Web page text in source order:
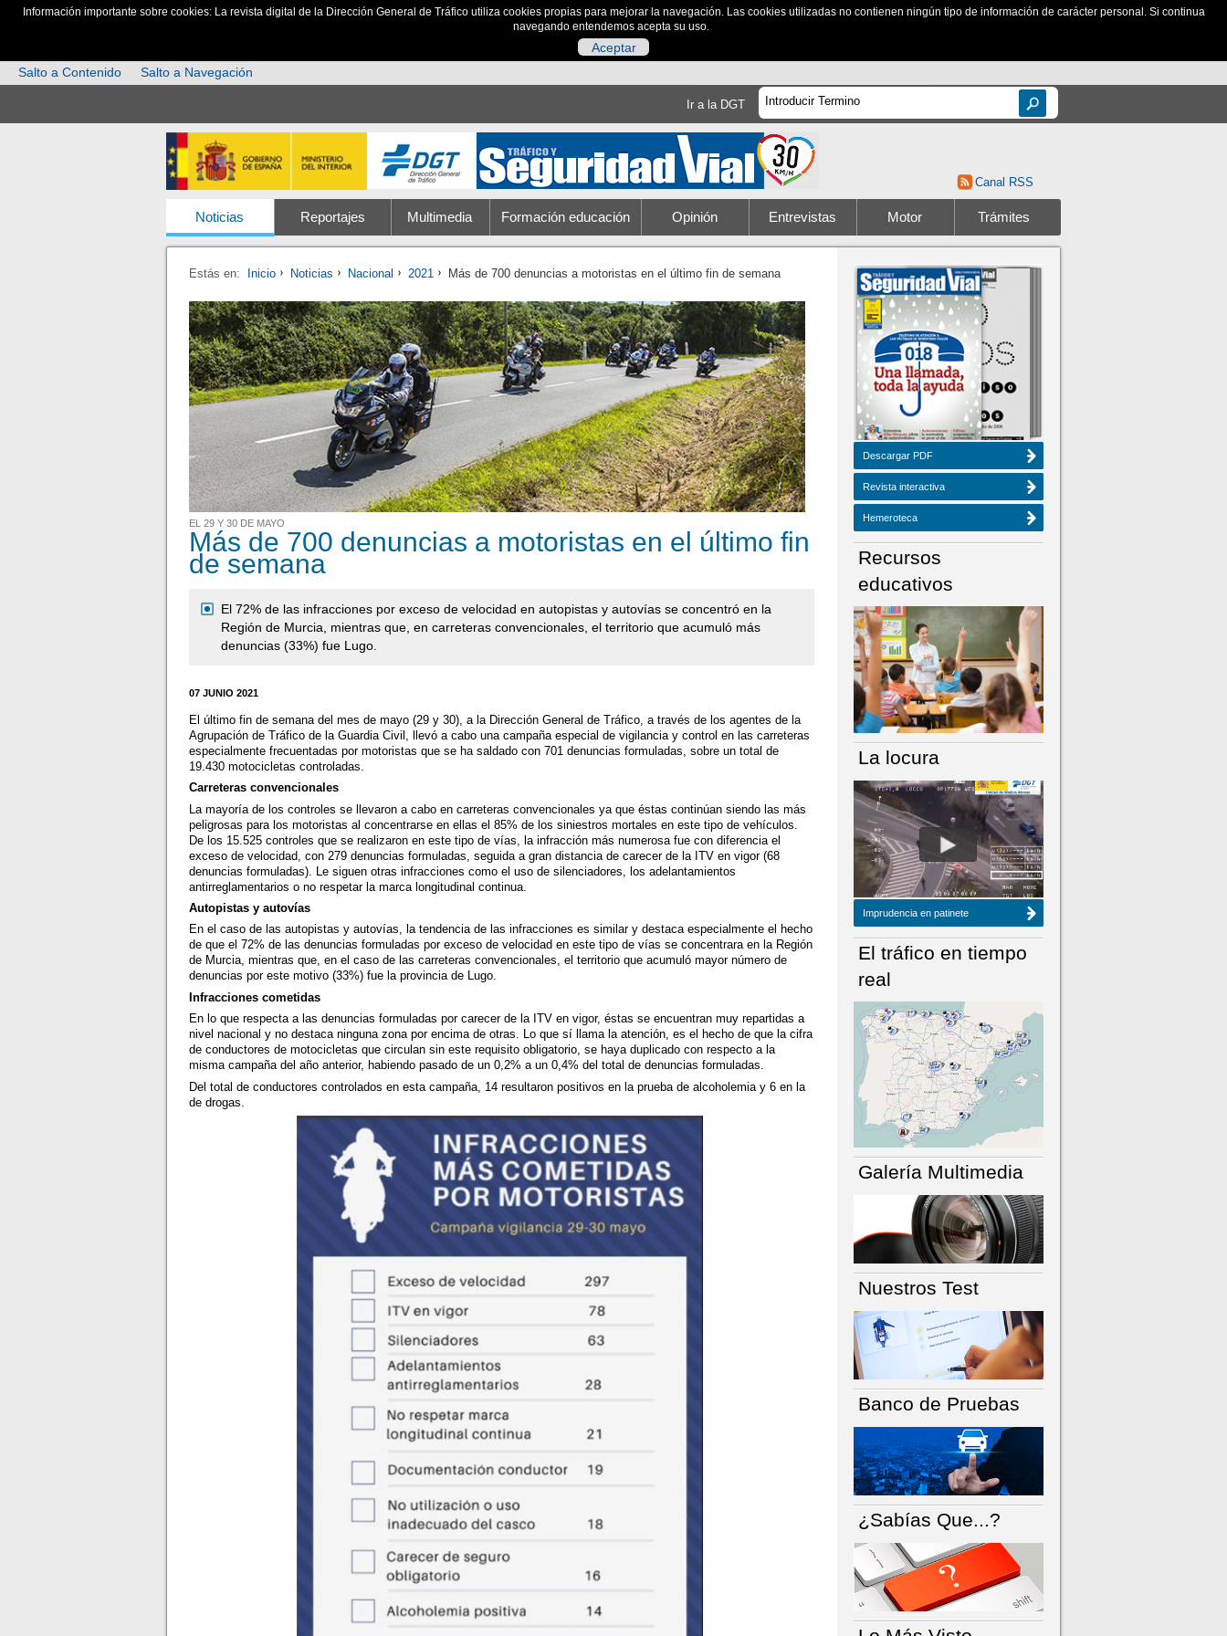
Información importante sobre cookies: La revista digital de la Dirección General de Tráfico utiliza cookies propias para mejorar la navegación. Las cookies utilizadas no contienen ningún tipo de información de carácter personal. Si continua
navegando entendemos acepta su uso.
Aceptar
Salto a Contenido
Salto a Navegación
Ir a la DGT
Canal RSS
Noticias Reportajes Multimedia Formación educación Opinión Entrevistas Motor Trámites
Estás en: Inicio Noticias Nacional 2021 Más de 700 denuncias a motoristas en el último fin de semana
EL 29 Y 30 DE MAYO
Más de 700 denuncias a motoristas en el último fin
de semana
El 72% de las infracciones por exceso de velocidad en autopistas y autovías se concentró en la
Región de Murcia, mientras que, en carreteras convencionales, el territorio que acumuló más
denuncias (33%) fue Lugo.
07 JUNIO 2021
El último fin de semana del mes de mayo (29 y 30), a la Dirección General de Tráfico, a través de los agentes de la
Agrupación de Tráfico de la Guardia Civil, llevó a cabo una campaña especial de vigilancia y control en las carreteras
especialmente frecuentadas por motoristas que se ha saldado con 701 denuncias formuladas, sobre un total de
19.430 motocicletas controladas.
Carreteras convencionales
La mayoría de los controles se llevaron a cabo en carreteras convencionales ya que éstas continúan siendo las más
peligrosas para los motoristas al concentrarse en ellas el 85% de los siniestros mortales en este tipo de vehículos.
De los 15.525 controles que se realizaron en este tipo de vías, la infracción más numerosa fue con diferencia el
exceso de velocidad, con 279 denuncias formuladas, seguida a gran distancia de carecer de la ITV en vigor (68
denuncias formuladas). Le siguen otras infracciones como el uso de silenciadores, los adelantamientos
antirreglamentarios o no respetar la marca longitudinal continua.
Autopistas y autovías
En el caso de las autopistas y autovías, la tendencia de las infracciones es similar y destaca especialmente el hecho
de que el 72% de las denuncias formuladas por exceso de velocidad en este tipo de vías se concentrara en la Región
de Murcia, mientras que, en el caso de las carreteras convencionales, el territorio que acumuló mayor número de
denuncias por este motivo (33%) fue la provincia de Lugo.
Infracciones cometidas
En lo que respecta a las denuncias formuladas por carecer de la ITV en vigor, éstas se encuentran muy repartidas a
nivel nacional y no destaca ninguna zona por encima de otras. Lo que sí llama la atención, es el hecho de que la cifra
de conductores de motocicletas que circulan sin este requisito obligatorio, se haya duplicado con respecto a la
misma campaña del año anterior, habiendo pasado de un 0,2% a un 0,4% del total de denuncias formuladas.
Del total de conductores controlados en esta campaña, 14 resultaron positivos en la prueba de alcoholemia y 6 en la
de drogas.
NÚMERO ACTUAL HEMEROTECA
Descargar PDF
Revista interactiva
Hemeroteca
Recursos
educativos
La locura
Imprudencia en patinete
El tráfico en tiempo
real
Galería Multimedia
Nuestros Test
Banco de Pruebas
¿Sabías Que...?